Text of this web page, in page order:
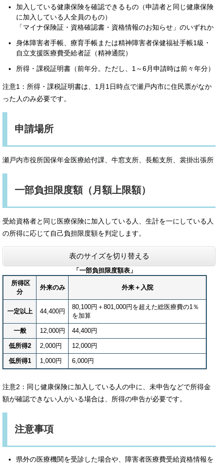
加入している健康保険を確認できるもの（申請者と同じ健康保険
に加入している人全員のもの）
「マイナ保険証・資格確認書・資格情報のお知らせ」のいずれか
身体障害者手帳、療育手帳または精神障害者保健福祉手帳1級・
自立支援医療費受給者証（精神通院）
所得・課税証明書（前年分。ただし、1～6月申請時は前々年分）
注意1：所得・課税証明書は、1月1日時点で瀬戸内市に住民票がなか
った人のみ必要です。
申請場所
瀬戸内市役所国保年金医療給付課、牛窓支所、長船支所、裳掛出張所
一部負担限度額（月額上限額）
受給資格者と同じ医療保険に加入している人、生計を一にしている人
の所得に応じて自己負担限度額を判定します。
表のサイズを切り替える
「一部負担限度額表」
所得区
分
外来のみ 外来＋入院
一定以上 44,400円
80,100円＋801,000円を超えた総医療費の1％
を加算
一般 12,000円 44,400円
低所得2 2,000円 12,000円
低所得1 1,000円 6,000円
注意2：同じ健康保険に加入している人の中に、未申告などで所得金
額が確認できない人がいる場合は、所得の申告が必要です。
注意事項​
県外の医療機関を受診した場合や、障害者医療費受給資格情報を